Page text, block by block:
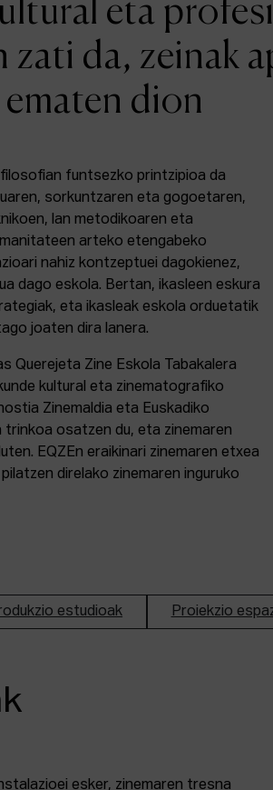
eta
zati da, zeinak
dion
funtsezko printzipioa da
sorkuntzaren eta gogoetaren,
lan metodikoaren eta
arteko etengabeko
nahiz kontzeptuei dagokienez,
dago eskola. Bertan, ikasleen eskura
eta ikasleak eskola orduetatik
joaten dira lanera.
Querejeta Zine Eskola Tabakalera
kultural eta zinematografiko
Zinemaldia eta Euskadiko
trinkoa osatzen du, eta zinemaren
EQZEn eraikinari zinemaren etxea
direlako zinemaren inguruko
estudioak Proiekzio
esker, zinemaren tresna